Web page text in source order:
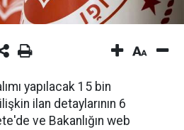
yapılacak 15 bin
ilan detaylarının 6
ve Bakanlığın web